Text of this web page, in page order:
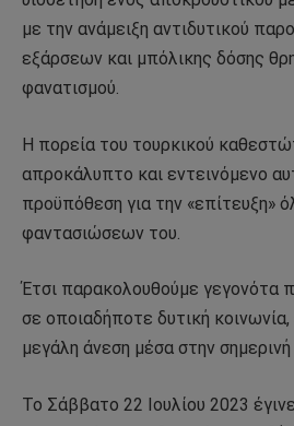
με την ανάμειξη αντιδυτικού
εξάρσεων και μπόλικης δόσης
φανατισμού.
Η πορεία του τουρκικού
απροκάλυπτο και εντεινόμενο
προϋπόθεση για την «επίτευξη»
φαντασιώσεων του.
Έτσι παρακολουθούμε γεγονότα
σε οποιαδήποτε δυτική
μεγάλη άνεση μέσα στην σημερινή
Το Σάββατο 22 Ιουλίου 2023